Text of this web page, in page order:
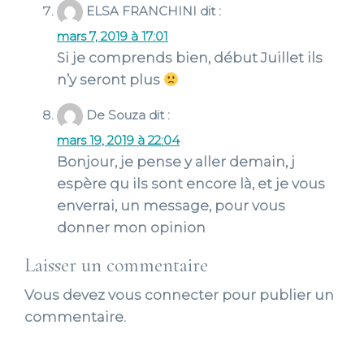
ELSA FRANCHINI dit :
mars 7, 2019 à 17:01
Si je comprends bien, début Juillet ils
n’y seront plus
De Souza dit :
mars 19, 2019 à 22:04
Bonjour, je pense y aller demain, j
espère qu ils sont encore là, et je vous
enverrai, un message, pour vous
donner mon opinion
Laisser un commentaire
Vous devez vous connecter pour publier un
commentaire.